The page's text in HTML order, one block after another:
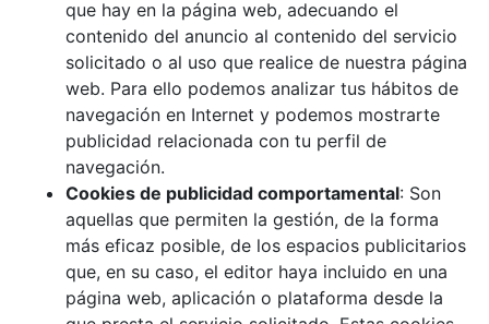
que hay en la página web, adecuando el
contenido del anuncio al contenido del servicio
solicitado o al uso que realice de nuestra página
web. Para ello podemos analizar tus hábitos de
navegación en Internet y podemos mostrarte
publicidad relacionada con tu perfil de
navegación.
Cookies de publicidad comportamental: Son
aquellas que permiten la gestión, de la forma
más eficaz posible, de los espacios publicitarios
que, en su caso, el editor haya incluido en una
página web, aplicación o plataforma desde la